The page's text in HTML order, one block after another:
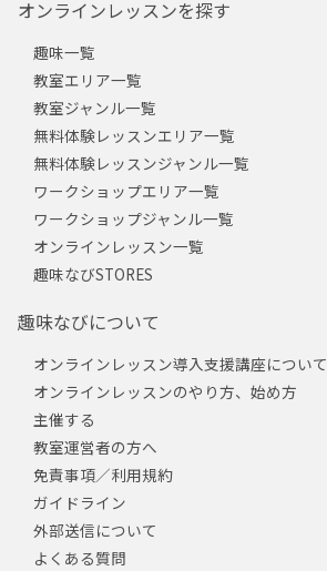
オンラインレッスンを探す
趣味一覧
教室エリア一覧
教室ジャンル一覧
無料体験レッスンエリア一覧
無料体験レッスンジャンル一覧
ワークショップエリア一覧
ワークショップジャンル一覧
オンラインレッスン一覧
趣味なびSTORES
趣味なびについて
オンラインレッスン導入支援講座について
オンラインレッスンのやり方、始め方
主催する
教室運営者の方へ
免責事項／利用規約
ガイドライン
外部送信について
よくある質問